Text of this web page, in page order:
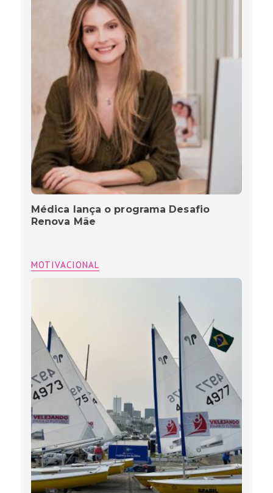
Médica lança o programa Desafio
Renova Mãe
MOTIVACIONAL